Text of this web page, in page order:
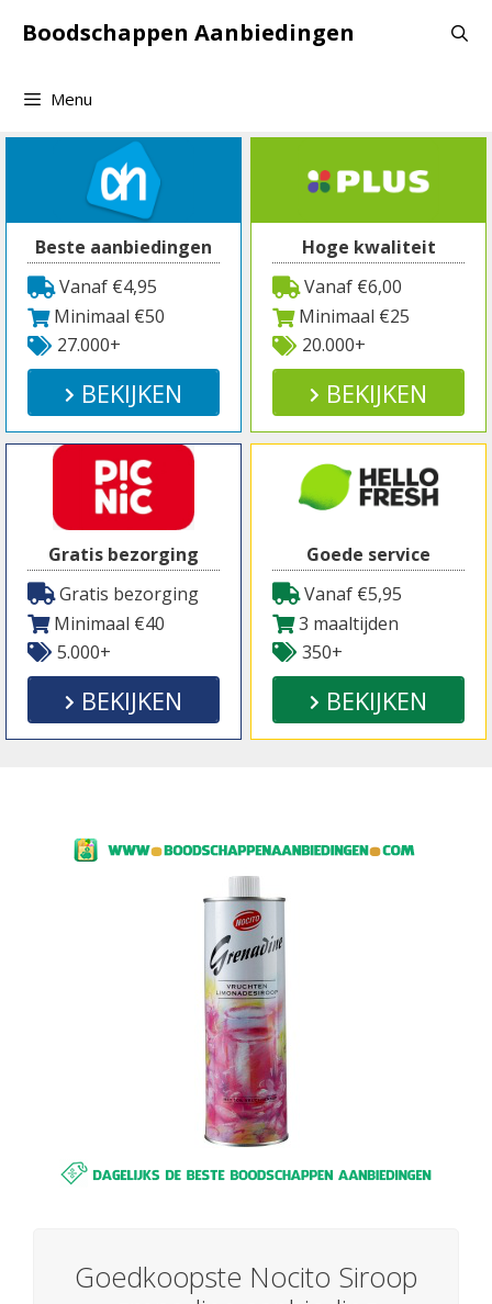
naarBoodschappen Aanbiedingen
Menu
Beste aanbiedingen
Vanaf €4,95
Minimaal €50
27.000+
BEKIJKEN
Hoge kwaliteit
Vanaf €6,00
Minimaal €25
20.000+
BEKIJKEN
Gratis bezorging
Gratis bezorging
Minimaal €40
5.000+
BEKIJKEN
Goede service
Vanaf €5,95
3 maaltijden
350+
BEKIJKEN
Goedkoopste Nocito Siroop